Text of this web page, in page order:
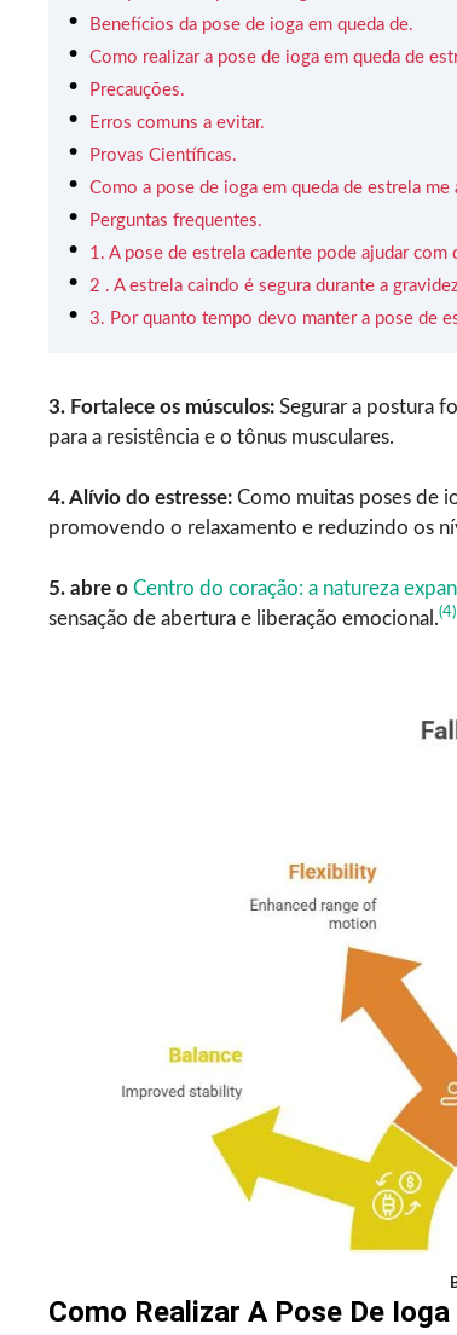
Benefícios da pose de ioga em queda de.
Como realizar a pose de ioga em queda de
Precauções.
Erros comuns a evitar.
Provas Científicas.
Como a pose de ioga em queda de estrela
Perguntas frequentes.
1. A pose de estrela cadente pode ajudar com
2 . A estrela caindo é segura durante a
3. Por quanto tempo devo manter a pose de
3. Fortalece os músculos: Segurar a postura
para a resistência e o tônus musculares.
4. Alívio do estresse: Como muitas poses de
promovendo o relaxamento e reduzindo os
5. abre o Centro do coração: a natureza
sensação de abertura e liberação emocional.(4)
Como Realizar A Pose De